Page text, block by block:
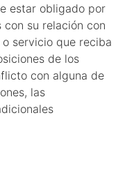
estar obligado por
su relación con
servicio que reciba
de los
con alguna de
las